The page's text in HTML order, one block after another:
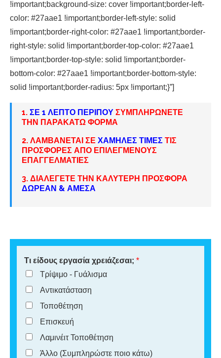
!important;background-size: cover !important;border-left-
color: #27aae1 !important;border-left-style: solid
!important;border-right-color: #27aae1 !important;border-
right-style: solid !important;border-top-color: #27aae1
!important;border-top-style: solid !important;border-
bottom-color: #27aae1 !important;border-bottom-style:
solid !important;border-radius: 5px !important;}”]
1. ΣΕ 1 ΛΕΠΤΟ ΠΕΡΙΠΟΥ ΣΥΜΠΛΗΡΩΝΕΤΕ
ΤΗΝ ΠΑΡΑΚΑΤΩ ΦΟΡΜΑ
2. ΛΑΜΒΑΝΕΤΑΙ ΣΕ ΧΑΜΗΛΕΣ ΤΙΜΕΣ ΤΙΣ
ΠΡΟΣΦΟΡΕΣ ΑΠΟ ΕΠΙΛΕΓΜΕΝΟΥΣ
ΕΠΑΓΓΕΛΜΑΤΙΕΣ
3. ΔΙΑΛΕΓΕΤΕ ΤΗΝ ΚΑΛΥΤΕΡΗ ΠΡΟΣΦΟΡΑ
ΔΩΡΕΑΝ & ΑΜΕΣΑ
Τι είδους εργασία χρειάζεσαι; *
Τρίψιμο - Γυάλισμα
Αντικατάσταση
Τοποθέτηση
Επισκευή
Λαμινέιτ Τοποθέτηση
Άλλο (Συμπληρώστε ποιο κάτω)